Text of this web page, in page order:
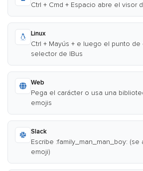
Ctrl + Cmd + Espacio abre el visor
Linux
Ctrl + Mayús + e luego el punto
selector de IBus
Web
Pega el carácter o usa una
emojis
Slack
Escribe :family_man_man_boy:
emoji)